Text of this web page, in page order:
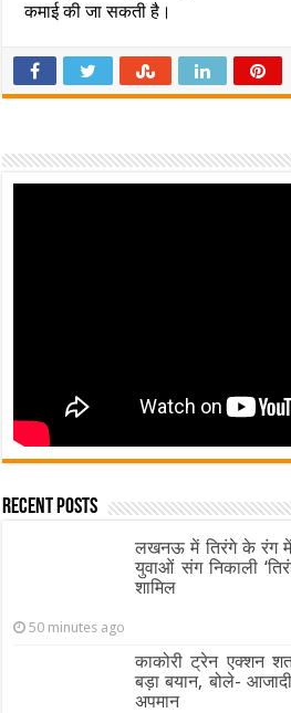
कमाई की जा सकती है।
Recent Posts
लखनऊ में तिरंगे के रंग में
युवाओं संग निकाली
शामिल
50 minutes ago
काकोरी ट्रेन एक्शन
बड़ा बयान, बोले-
अपमान